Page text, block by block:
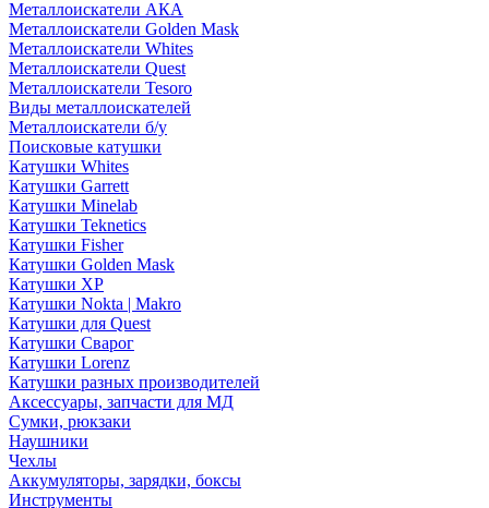
Металлоискатели АКА
Металлоискатели Golden Mask
Металлоискатели Whites
Металлоискатели Quest
Металлоискатели Tesoro
Виды металлоискателей
Металлоискатели б/у
Поисковые катушки
Катушки Whites
Катушки Garrett
Катушки Minelab
Катушки Teknetics
Катушки Fisher
Катушки Golden Mask
Катушки XP
Катушки Nokta | Makro
Катушки для Quest
Катушки Сварог
Катушки Lorenz
Катушки разных производителей
Аксессуары, запчасти для МД
Сумки, рюкзаки
Наушники
Чехлы
Аккумуляторы, зарядки, боксы
Инструменты